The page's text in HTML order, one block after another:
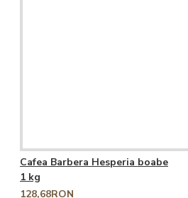
Cafea Barbera Hesperia boabe
1 kg
128,68RON